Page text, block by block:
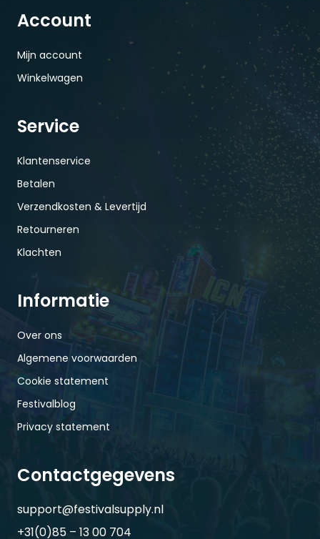
Account
Mijn account
Winkelwagen
Service
Klantenservice
Betalen
Verzendkosten & Levertijd
Retourneren
Klachten
Informatie
Over ons
Algemene voorwaarden
Cookie statement
Festivalblog
Privacy statement
Contactgegevens
support@festivalsupply.nl
+31(0)85 – 13 00 704